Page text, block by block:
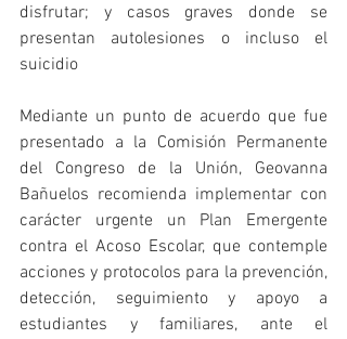
disfrutar; y casos graves donde se
presentan autolesiones o incluso el
suicidio
Mediante un punto de acuerdo que fue
presentado a la Comisión Permanente
del Congreso de la Unión, Geovanna
Bañuelos recomienda implementar con
carácter urgente un Plan Emergente
contra el Acoso Escolar, que contemple
acciones y protocolos para la prevención,
detección, seguimiento y apoyo a
estudiantes y familiares, ante el